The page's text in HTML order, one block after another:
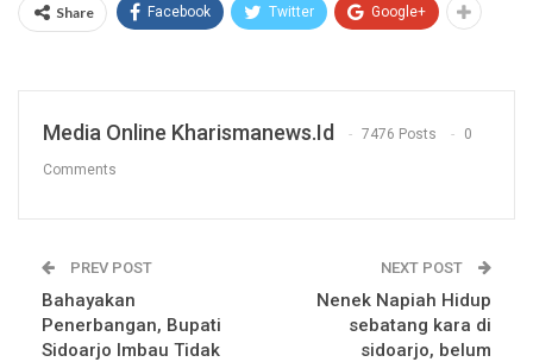
Share Facebook Twitter Google+
Media Online Kharismanews.id 7476 Posts 0
Comments
PREV POST
Bahayakan
Penerbangan, Bupati
Sidoarjo Imbau Tidak
NEXT POST
Nenek Napiah Hidup
sebatang kara di
sidoarjo, belum